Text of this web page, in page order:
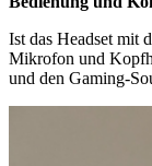
Ist das Headset mit
Mikrofon und
und den Gaming-